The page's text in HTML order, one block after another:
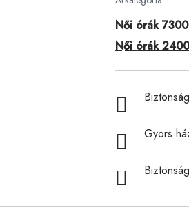
Női órák
Női órák
Gyors